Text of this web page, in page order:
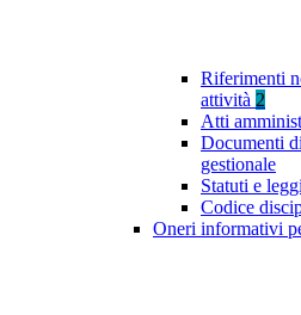
Riferimenti
attività 2
Atti
Documenti
gestionale
Statuti e
Codice
Oneri informativi